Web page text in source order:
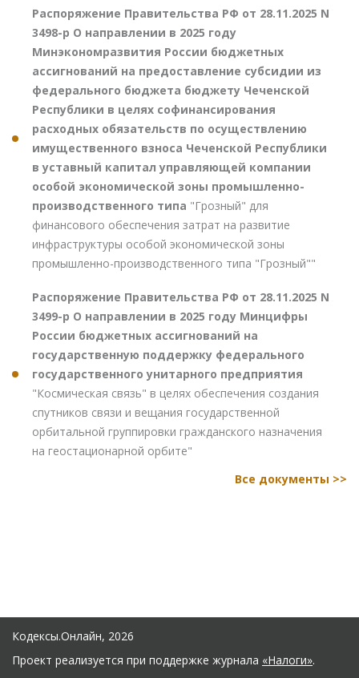
Распоряжение Правительства РФ от 28.11.2025 N
3498-р О направлении в 2025 году
Минэкономразвития России бюджетных
ассигнований на предоставление субсидии из
федерального бюджета бюджету Чеченской
Республики в целях софинансирования
расходных обязательств по осуществлению
имущественного взноса Чеченской Республики
в уставный капитал управляющей компании
особой экономической зоны промышленно-
производственного типа "Грозный" для
финансового обеспечения затрат на развитие
инфраструктуры особой экономической зоны
промышленно-производственного типа "Грозный""
Распоряжение Правительства РФ от 28.11.2025 N
3499-р О направлении в 2025 году Минцифры
России бюджетных ассигнований на
государственную поддержку федерального
государственного унитарного предприятия
"Космическая связь" в целях обеспечения создания
спутников связи и вещания государственной
орбитальной группировки гражданского назначения
на геостационарной орбите"
Все документы >>
Кодексы.Онлайн, 2026
Проект реализуется при поддержке журнала «Налоги».